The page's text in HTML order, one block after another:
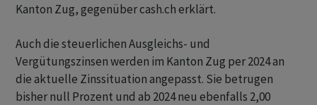
Kanton Zug, gegenüber cash.ch erklärt.
Auch die steuerlichen Ausgleichs- und
Vergütungszinsen werden im Kanton Zug per 2024 an
die aktuelle Zinssituation angepasst. Sie betrugen
bisher null Prozent und ab 2024 neu ebenfalls 2,00